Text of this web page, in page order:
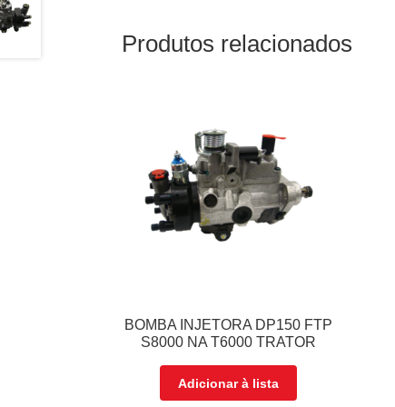
Produtos relacionados
BOMBA INJETORA DP150 FTP
S8000 NA T6000 TRATOR
Adicionar à lista